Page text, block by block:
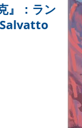
』：ラン
Salvatto